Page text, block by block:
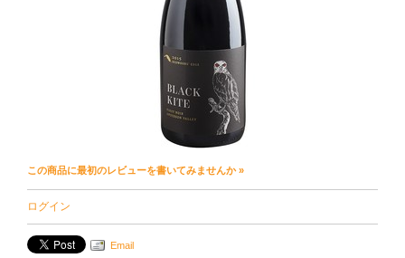
この商品に最初のレビューを書いてみませんか »
ログイン
Email